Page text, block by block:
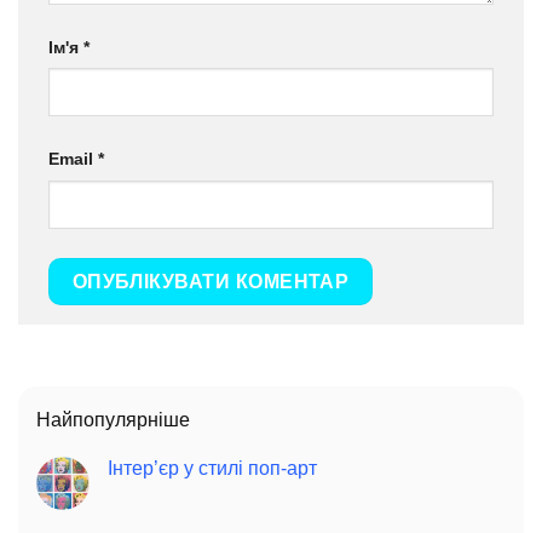
Ім'я *
Email *
Найпопулярніше
Інтер’єр у стилі поп-арт